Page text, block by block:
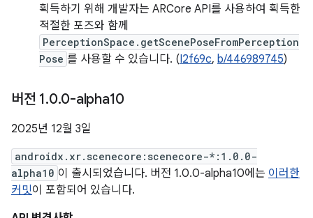
획득하기 위해 개발자는 ARCore API를 사용하여 획득한
적절한 포즈와 함께
PerceptionSpace.getScenePoseFromPerception
Pose 를 사용할 수 있습니다. (I2f69c, b/446989745)
버전 1.0.0-alpha10
2025년 12월 3일
androidx.xr.scenecore:scenecore-*:1.0.0-
alpha10 이 출시되었습니다. 버전 1.0.0-alpha10에는 이러한
커밋이 포함되어 있습니다.